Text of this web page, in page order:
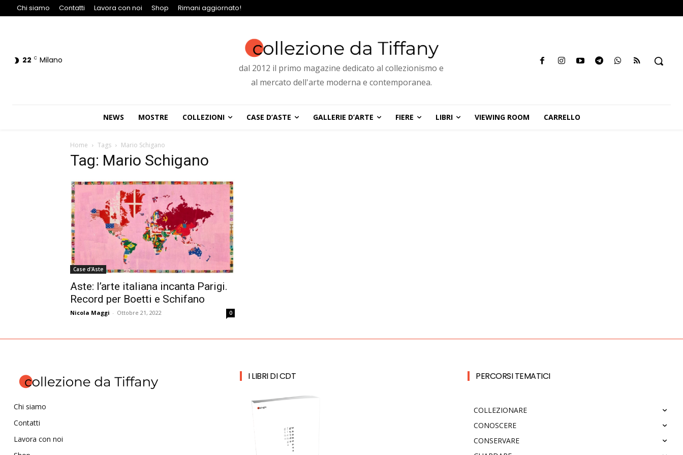
Chi siamo Contatti Lavora con noi Shop Rimani aggiornato!
22 C Milano
dal 2012 il primo magazine dedicato al collezionismo e
al mercato dell'arte moderna e contemporanea.
NEWS MOSTRE COLLEZIONI CASE D’ASTE GALLERIE D’ARTE FIERE LIBRI VIEWING ROOM CARRELLO
Home Tags Mario Schigano
Tag: Mario Schigano
Case d'Aste
Aste: l’arte italiana incanta Parigi.
Record per Boetti e Schifano
Nicola Maggi - Ottobre 21, 2022 0
Chi siamo
Contatti
Lavora con noi
I LIBRI DI CDT PERCORSI TEMATICI
COLLEZIONARE
CONOSCERE
CONSERVARE